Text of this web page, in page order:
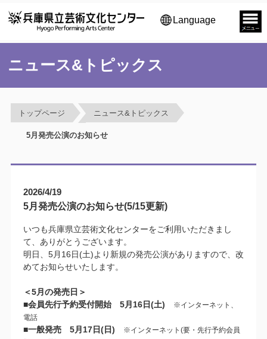
Language
ニュース&トピックス
トップページ ニュース&トピックス
5月発売公演のお知らせ
2026/4/19
5月発売公演のお知らせ(5/15更新)
いつも兵庫県立芸術文化センターをご利用いただきまし
て、ありがとうございます。
明日、5月16日(土)より新規の発売公演がありますので、改
めてお知らせいたします。
＜5月の発売日＞
■会員先行予約受付開始 5月16日(土)
※インターネット、
電話
■一般発売 5月17日(日)
※インターネット(要・先行予約会員